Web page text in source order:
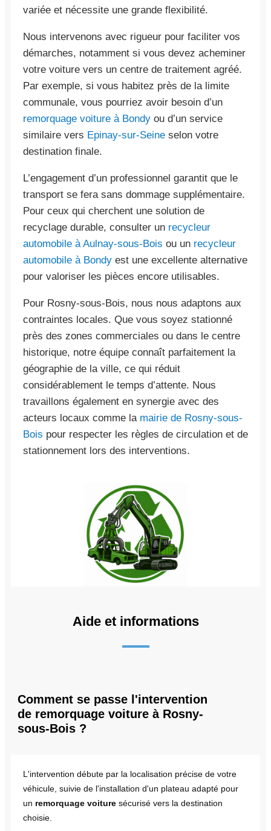
variée et nécessite une grande flexibilité.
Nous intervenons avec rigueur pour faciliter vos
démarches, notamment si vous devez acheminer
votre voiture vers un centre de traitement agréé.
Par exemple, si vous habitez près de la limite
communale, vous pourriez avoir besoin d’un
remorquage voiture à Bondy ou d’un service
similaire vers Epinay-sur-Seine selon votre
destination finale.
L’engagement d’un professionnel garantit que le
transport se fera sans dommage supplémentaire.
Pour ceux qui cherchent une solution de
recyclage durable, consulter un recycleur
automobile à Aulnay-sous-Bois ou un recycleur
automobile à Bondy est une excellente alternative
pour valoriser les pièces encore utilisables.
Pour Rosny-sous-Bois, nous nous adaptons aux
contraintes locales. Que vous soyez stationné
près des zones commerciales ou dans le centre
historique, notre équipe connaît parfaitement la
géographie de la ville, ce qui réduit
considérablement le temps d’attente. Nous
travaillons également en synergie avec des
acteurs locaux comme la mairie de Rosny-sous-
Bois pour respecter les règles de circulation et de
stationnement lors des interventions.
Aide et informations
Comment se passe l'intervention
de remorquage voiture à Rosny-
sous-Bois ?
L'intervention débute par la localisation précise de votre
véhicule, suivie de l'installation d'un plateau adapté pour
un remorquage voiture sécurisé vers la destination
choisie.